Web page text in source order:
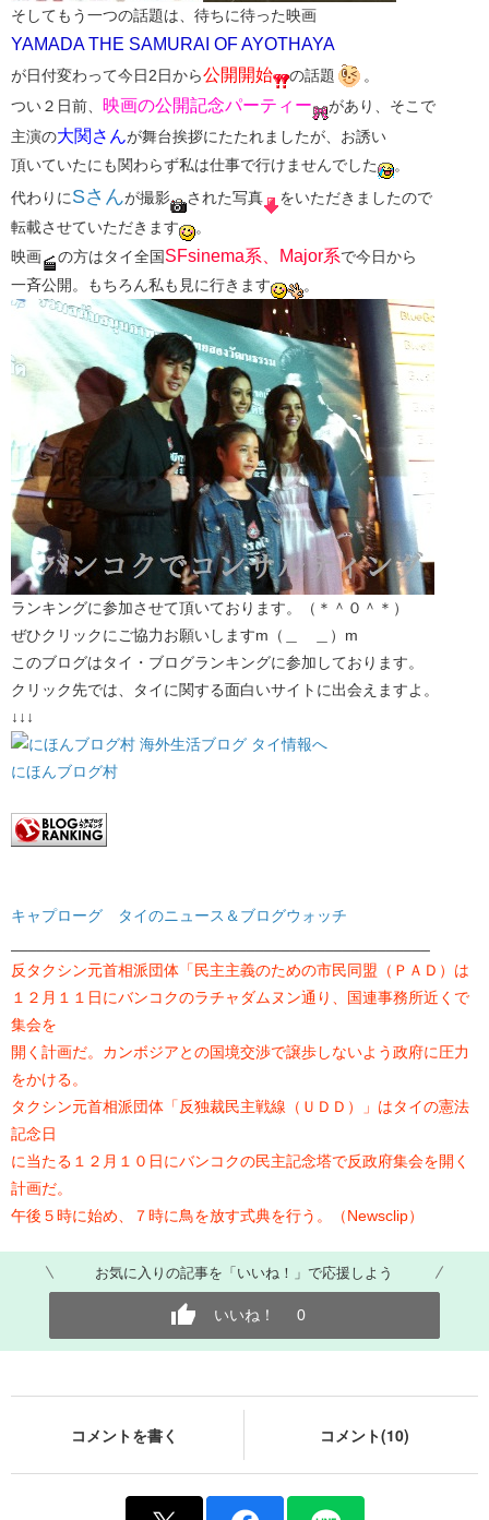
そしてもう一つの話題は、待ちに待った映画
YAMADA THE SAMURAI OF AYOTHAYA
が日付変わって今日2日から公開開始 の話題
。
つい２日前、 映画の公開記念パーティー
があり、そこで
主演の大関さんが舞台挨拶にたたれましたが、お誘い
頂いていたにも関わらず私は仕事で行けませんでした
。
代わりにSさんが撮影 された写真
をいただきましたので
転載させていただきます
。
映画
の方はタイ全国SFsinema系、Major系で今日から
一斉公開。もちろん私も見に行きます
。
ランキングに参加させて頂いております。（＊＾０＾＊）
ぜひクリックにご協力お願いしますm（＿ ＿）m
このブログはタイ・ブログランキングに参加しております。
クリック先では、タイに関する面白いサイトに出会えますよ。
↓↓↓
にほんブログ村
キャプローグ タイのニュース＆ブログウォッチ
反タクシン元首相派団体「民主主義のための市民同盟（ＰＡＤ）は
１２月１１日にバンコクのラチャダムヌン通り、国連事務所近くで
集会を
開く計画だ。カンボジアとの国境交渉で譲歩しないよう政府に圧力
をかける。
タクシン元首相派団体「反独裁民主戦線（ＵＤＤ）」はタイの憲法
記念日
に当たる１２月１０日にバンコクの民主記念塔で反政府集会を開く
計画だ。
午後５時に始め、７時に鳥を放す式典を行う。（Newsclip）
お気に入りの記事を「いいね！」で応援しよう
いいね！ 0
コメントを書く コメント(10)